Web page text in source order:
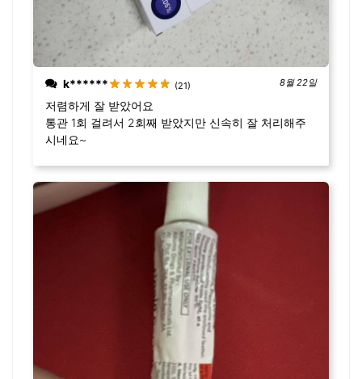
k****** (21) 8월 22일
저렴하게 잘 받았어요
통관 1회 걸려서 2회째 받았지만 신속히 잘 처리해주
시네요~